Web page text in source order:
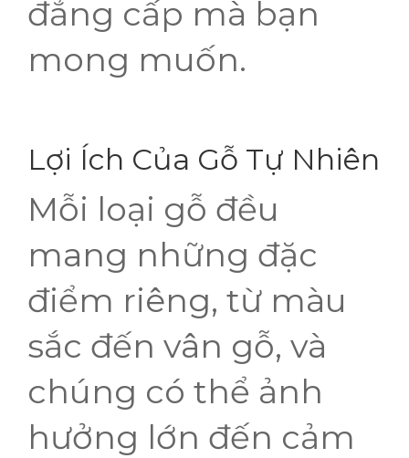
đẳng cấp mà bạn
mong muốn.
Lợi Ích Của Gỗ Tự Nhiên
Mỗi loại gỗ đều
mang những đặc
điểm riêng, từ màu
sắc đến vân gỗ, và
chúng có thể ảnh
hưởng lớn đến cảm